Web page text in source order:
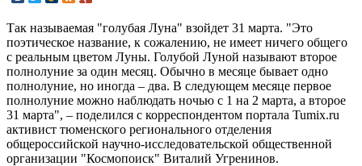
Так называемая "голубая Луна" взойдет 31 марта. "Это
поэтическое название, к сожалению, не имеет ничего общего
с реальным цветом Луны. Голубой Луной называют второе
полнолуние за один месяц. Обычно в месяце бывает одно
полнолуние, но иногда – два. В следующем месяце первое
полнолуние можно наблюдать ночью с 1 на 2 марта, а второе
31 марта", – поделился с корреспондентом портала Tumix.ru
активист тюменского регионального отделения
общероссийской научно-исследовательской общественной
организации "Космопоиск" Виталий Угренинов.